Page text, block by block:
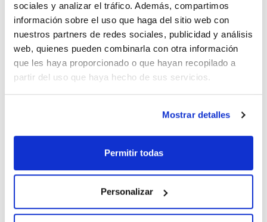
sociales y analizar el tráfico. Además, compartimos
información sobre el uso que haga del sitio web con
nuestros partners de redes sociales, publicidad y análisis
web, quienes pueden combinarla con otra información
que les haya proporcionado o que hayan recopilado a
partir del uso que haya hecho de sus servicios.
Mostrar detalles
Permitir todas
Personalizar
Ampoule(1)
Volumen
1 mL(1)
Cyclohexane Ampoule 1 mL
Envase